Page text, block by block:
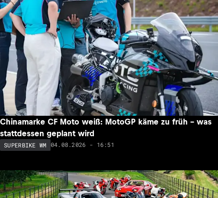
Chinamarke CF Moto weiß: MotoGP käme zu früh – was
stattdessen geplant wird
SUPERBIKE WM 04.08.2026 - 16:51